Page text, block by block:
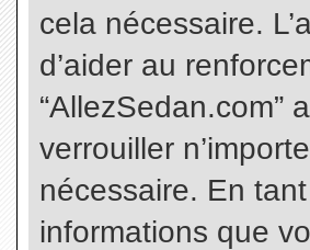
cela nécessaire.
d’aider au
“AllezSedan.com”
verrouiller
nécessaire. En
informations que